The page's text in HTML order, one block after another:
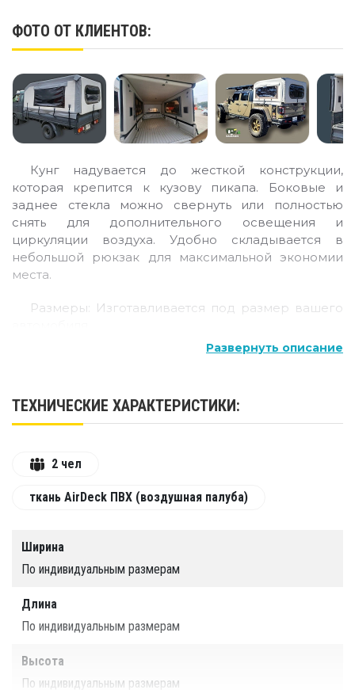
ФОТО ОТ КЛИЕНТОВ:
Кунг надувается до жесткой конструкции,
которая крепится к кузову пикапа. Боковые и
заднее стекла можно свернуть или полностью
снять для дополнительного освещения и
циркуляции воздуха. Удобно складывается в
небольшой рюкзак для максимальной экономии
места.
Размеры: Изготавливается под размер вашего
Развернуть описание
ТЕХНИЧЕСКИЕ ХАРАКТЕРИСТИКИ:
2 чел
ткань AirDeck ПВХ (воздушная палуба)
Ширина
По индивидуальным размерам
Длина
По индивидуальным размерам
Высота
По индивидуальным размерам